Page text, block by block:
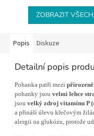
ZOBRAZIT
Popis Diskuze
Detailní popis
Pohanka patří mezi
pohanky jsou velmi lehce
jsou velký zdroj vitamínu P
a přináší úlevu křečovým
alergii na glukózu, protože